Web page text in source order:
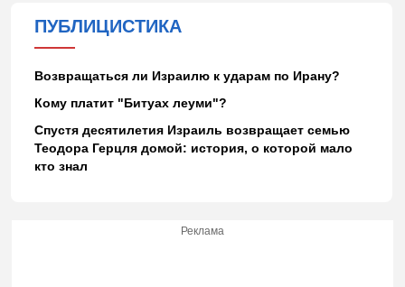
ПУБЛИЦИСТИКА
Возвращаться ли Израилю к ударам по Ирану?
Кому платит "Битуах леуми"?
Спустя десятилетия Израиль возвращает семью
Теодора Герцля домой: история, о которой мало
кто знал
Реклама